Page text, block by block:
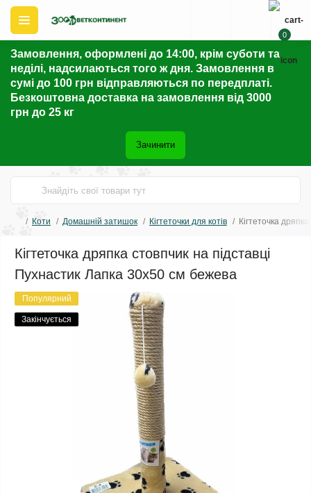
Замовлення, оформлені до 14:00, крім суботи та
неділі, надсилаються того ж дня. Замовлення в
сумі до 100 грн відправляються по передплаті.
Безкоштовна доставка на замовлення від 3000
грн до 25 кг
Зачинити
0
Коти Домашній затишок Кігтеточки для котів Кігтеточка
Кігтеточка дряпка стовпчик на підставці
Пухнастик Лапка 30х50 см бежева
Популярний
Закінчується